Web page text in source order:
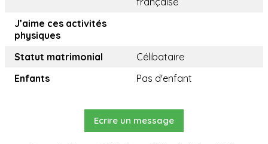
J’aime ces activités
physiques
Statut matrimonial
Célibataire
Enfants
Pas d'enfant
Ecrire un message